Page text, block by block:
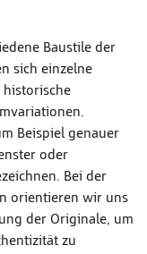
Baustile der
sich einzelne
historische
Beispiel genauer
oder
Bei der
orientieren wir uns
der Originale, um
zu